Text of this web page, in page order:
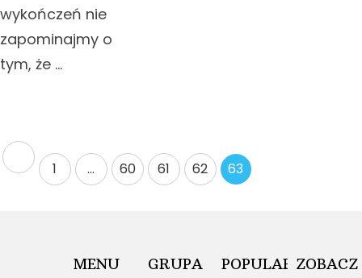
wykończeń nie
zapominajmy o
tym, że …
Stronicowanie
wpisów
1 … 60 61 62 63
MENU
GRUPA
POPULARNEZOBACZ